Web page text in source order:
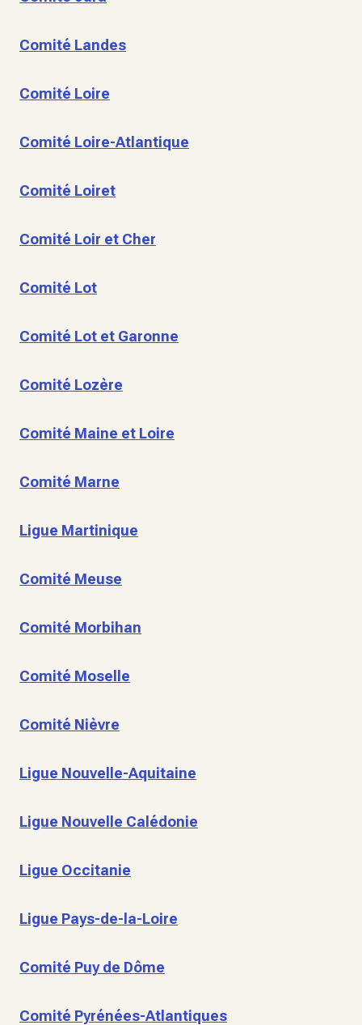
Comité Landes
Comité Loire
Comité Loire-Atlantique
Comité Loiret
Comité Loir et Cher
Comité Lot
Comité Lot et Garonne
Comité Lozère
Comité Maine et Loire
Comité Marne
Ligue Martinique
Comité Meuse
Comité Morbihan
Comité Moselle
Comité Nièvre
Ligue Nouvelle-Aquitaine
Ligue Nouvelle Calédonie
Ligue Occitanie
Ligue Pays-de-la-Loire
Comité Puy de Dôme
Comité Pyrénées-Atlantiques